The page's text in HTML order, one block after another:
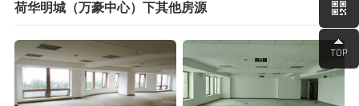
荷华明城（万豪中心）下其他房源